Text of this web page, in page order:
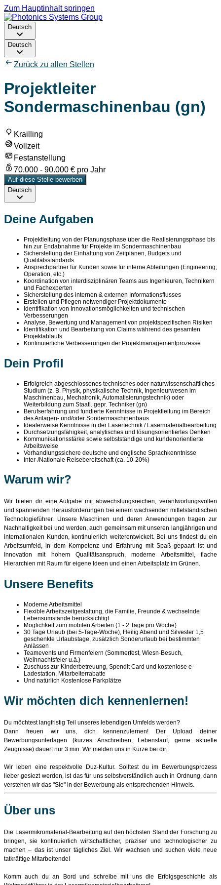
Zum Hauptinhalt springen
Deutsch
Deutsch
Zurück zu allen Stellen
Projektleiter
Sondermaschinenbau (gn)
Krailling
Vollzeit
Festanstellung
70.000 - 90.000 € pro Jahr
Auf diese Stelle bewerben
Deutsch
Deine Aufgaben
Projektleitung von der Planungsphase über die Realisierungsphase bis
hin zur Endabnahme für Projekte im Sondermaschinenbau
Sicherstellung der Einhaltung von Zeitplänen, Budgets und
Qualitätsstandards
Ansprechpartner für Kunden sowie für interne Abteilungen (Engineering,
Operation, etc.)
Koordination von interdisziplinären Teams aus Ingenieuren, Technikern
und Fachexperten
Sicherstellung des internen & externen Informationsflusses
Erstellen und Pflegen notwendiger Projektdokumente
Identifikation von Innovationsmöglichkeiten und technischen
Verbesserungen
Analyse, Bewertung und Management von projektspezifischen Risiken
Identifikation und Bearbeitung von Claims während des gesamten
Projektablaufs
Kontinuierliche Verbesserungen der Projektmanagementprozesse
Dein Profil
Erfolgreich abgeschlossenes technisches oder naturwissenschaftliches
Studium (z. B. Physik, physikalische Technik, Ingenieurwesen im
Maschinenbau, Mechatronik, Automatisierungstechnik) oder
Weiterbildung zum Staatl. gepr. Techniker (gn)
Berufserfahrung und fundierte Kenntnisse in Projektleitung im Bereich
des Anlagen- und/oder Sondermaschinenbaus
Idealerweise Kenntnisse in der Lasertechnik / Lasermaterialbearbeitung
Durchsetzungsfähigkeit, analytisches und lösungsorientiertes Denken
Kommunikationsstärke sowie selbstständige und kundenorientierte
Arbeitsweise
Verhandlungssichere deutsche und englische Sprachkenntnisse
Inter-/Nationale Reisebereitschaft (ca. 10-20%)
Warum wir?
Wir bieten dir eine Aufgabe mit abwechslungsreichen, verantwortungsvollen
und spannenden Herausforderungen bei einem wachsenden mittelständischen
Technologieführer. Unsere Maschinen und deren Anwendungen tragen zur
Nachhaltigkeit bei und werden, auch gemeinsam mit unseren langjährigen und
internationalen Kunden, kontinuierlich weiterentwickelt. Bei uns findest du ein
Arbeitsumfeld, in dem Kompetenz und Erfahrung mit Spaß gepaart ist und
Innovation mit hohem Qualitätsanspruch, moderne Arbeitsmittel, flache
Hierarchien mit Raum für eigene Ideen und einen Arbeitsplatz im Grünen.
Unsere Benefits
Moderne Arbeitsmittel
Flexible Arbeitszeitgestaltung, die Familie, Freunde & wechselnde
Lebensumstände berücksichtigt
Möglichkeit zum mobilen Arbeiten (1 - 2 Tage pro Woche)
30 Tage Urlaub (bei 5-Tage-Woche), Heilig Abend und Silvester 1,5
geschenkte Urlaubstage, zusätzlich Sonderurlaub bei bestimmten
Anlässen
Teamevents und Firmenfeiern (Sommerfest, Wiesn-Besuch,
Weihnachtsfeier u.ä.)
Zuschuss zur Kinderbetreuung, Spendit Card und kostenlose e-
Ladestation, Mitarbeiterrabatte
Und natürlich Kostenlose Parkplätze
Wir möchten dich kennenlernen!
Du möchtest langfristig Teil unseres lebendigen Umfelds werden?
Dann freuen wir uns, dich kennenzulernen! Der Upload deiner
Bewerbungsunterlagen (kurzes Anschreiben, Lebenslauf, gerne aktuelle
Zeugnisse) dauert nur 3 min. Wir melden uns in Kürze bei dir.
Wir leben eine respektvolle Duz-Kultur. Solltest du im Bewerbungsprozess
lieber gesiezt werden, ist das für uns selbstverständlich auch in Ordnung, dann
verstehen wir das "Sie" in der Bewerbung als entsprechenden Hinweis.
Über uns
Die Lasermikromaterial-Bearbeitung auf den höchsten Stand der Forschung zu
bringen, sie kontinuierlich wirtschaftlicher, präziser und technologischer zu
machen – das ist unser tägliches Ziel. Wir wachsen und suchen viele neue
tatkräftige Mitarbeitende!
Komm auch du an Bord und schreibe mit uns die Erfolgsgeschichte als